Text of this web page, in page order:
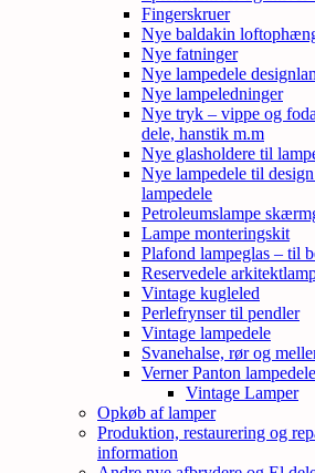
Fingerskruer
Nye baldakin
Nye fatninger
Nye lampedele
Nye lampeledninger
Nye tryk – vippe og
dele, hanstik m.m
Nye glasholdere til
Nye lampedele til
lampedele
Petroleumslampe
Lampe monteringskit
Plafond lampeglas – til
Reservedele
Vintage kugleled
Perlefrynser til pendler
Vintage lampedele
Svanehalse, rør og
Verner Panton
Vintage Lamper
Opkøb af lamper
Produktion, restaurering og
information